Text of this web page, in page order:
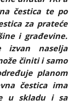
čestica te po
za prateće
i građevine.
izvan naselja
činiti i samo
planom
čestica ima
u skladu i sa